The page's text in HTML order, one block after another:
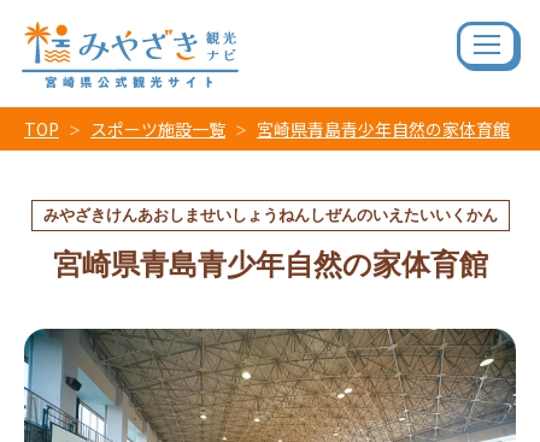
TOP スポーツ施設一覧 宮崎県青島青少年自然の家体育館
みやざきけんあおしませいしょうねんしぜんのいえたいいくかん
宮崎県青島青少年自然の家体育館